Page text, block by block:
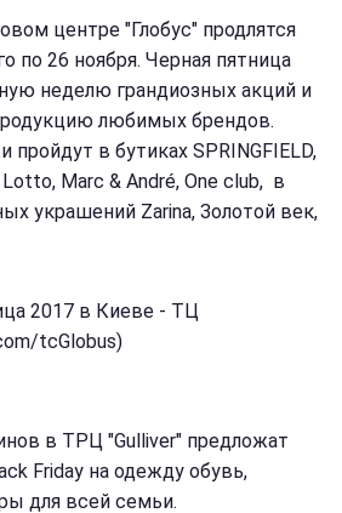
центре "Глобус" продлятся
по 26 ноября. Черная пятница
неделю грандиозных акций и
любимых брендов.
пройдут в бутиках SPRINGFIELD,
Marc & André, One club, в
украшений Zarina, Золотой век,
2017 в Киеве - ТЦ
tcGlobus)
в ТРЦ "Gulliver" предложат
Friday на одежду обувь,
для всей семьи.